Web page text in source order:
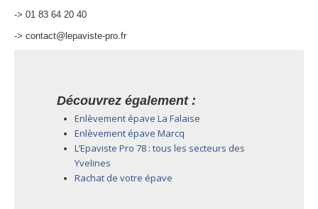
-> 01 83 64 20 40
-> contact@lepaviste-pro.fr
Découvrez également :
Enlèvement épave La Falaise
Enlèvement épave Marcq
L’Epaviste Pro 78 : tous les secteurs des
Yvelines
Rachat de votre épave